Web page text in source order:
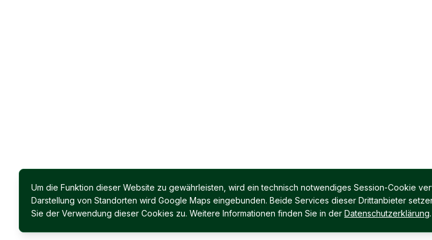
Um die Funktion dieser Website zu gewährleisten, wird ein technisch notwendiges Session-Cookie
Darstellung von Standorten wird Google Maps eingebunden. Beide Services dieser Drittanbieter
Sie der Verwendung dieser Cookies zu. Weitere Informationen finden Sie in der Datenschutzerklärung.